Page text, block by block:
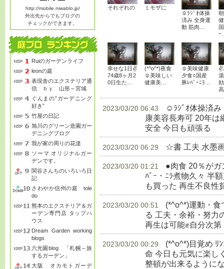
http://mobile.niwablo.jp/
外出先からでもブログの
チェックができます。
Ruiのガーデンライフ
leonの庭
表現舎のエクステリア通
信 ｂｙ 山形～宮城
ぐんまの”ガーデニング
好き”
竹屋の日記
旭川のグリーン造園ガー
デニングブログ
我が家の周りの花達
ソーマ オリジナルガー
デンです。
関谷さんちのいろいろ日
記
さわやか信州の庭 tole
do
熊本のエクステリア＆ガ
ーデン専門店 タップハ
ウス
Dream Garden working
blogs
六光園blog 「札幌～旅
するガーデン」
大阪 オカモトガーデ
それぞれの
ミモザに
☺ﾗｼﾞｵ体操
済み 全身運
動 筋肉…
ｰ
幸せな1日✌
74歳8ヶ月2
0日生た…
(*^o^*)夜食
☺美味しい
健康美…
☺美味健康
夕食○国産
豚ﾚﾊﾞｰﾆﾗ…
✌
2023/03/20 06:43
☺ﾗｼﾞｵ体操済み
康美容長寿可 20年は
安全 今日も頑張る
2023/03/20 06:29 ☆書 工夫 水墨
2023/03/20 01:21
●肉食 20％がガ
ﾊﾞｰ・ﾆﾗ煮物久々 半
も買った 再生不良性
2023/03/20 00:51
(*^o^*)運動・
る 工夫・余裕・努力
再生は可能✊自分次第
2023/03/20 00:29
(*^o^*)目覚め ﾘ
命 今日も元気に楽し
整頓が出来るように